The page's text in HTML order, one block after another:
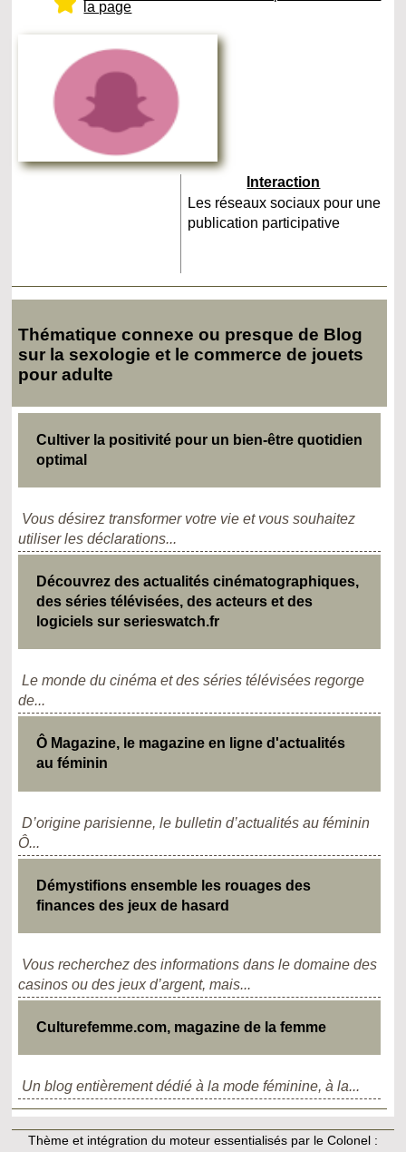
la page
Interaction
Les réseaux sociaux pour une
publication participative
Thématique connexe ou presque de Blog
sur la sexologie et le commerce de jouets
pour adulte
Cultiver la positivité pour un bien-être quotidien
optimal
Vous désirez transformer votre vie et vous souhaitez
utiliser les déclarations...
Découvrez des actualités cinématographiques,
des séries télévisées, des acteurs et des
logiciels sur serieswatch.fr
Le monde du cinéma et des séries télévisées regorge
de...
Ô Magazine, le magazine en ligne d'actualités
au féminin
D’origine parisienne, le bulletin d’actualités au féminin
Ô...
Démystifions ensemble les rouages des
finances des jeux de hasard
Vous recherchez des informations dans le domaine des
casinos ou des jeux d’argent, mais...
Culturefemme.com, magazine de la femme
Un blog entièrement dédié à la mode féminine, à la...
Thème et intégration du moteur essentialisés par le Colonel :